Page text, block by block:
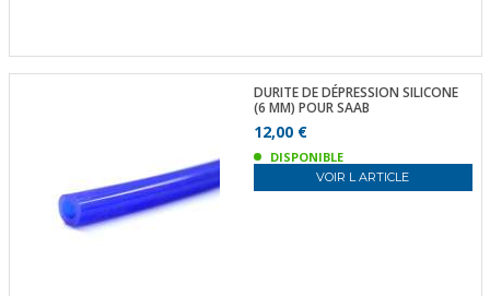
DURITE DE DÉPRESSION SILICONE
(6 MM) POUR SAAB
12,00 €
DISPONIBLE
VOIR L ARTICLE